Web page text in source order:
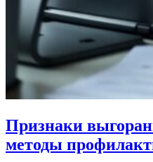
Признаки
методы